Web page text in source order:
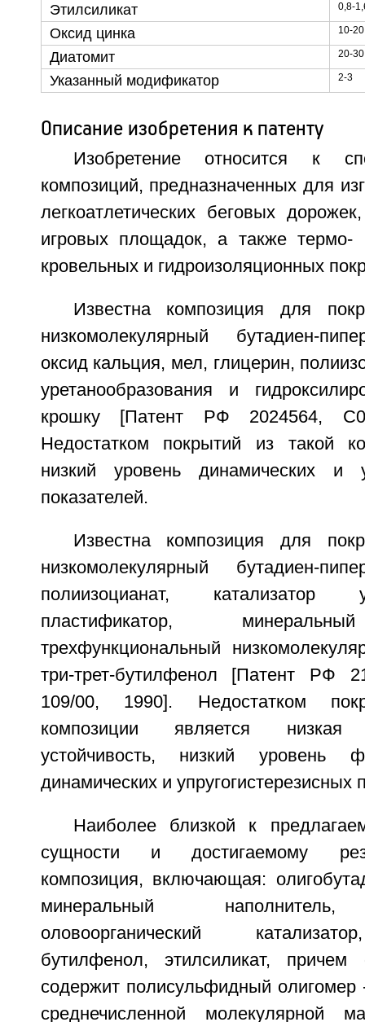
Этилсиликат 0,8-
Оксид цинка 10-20
Диатомит 20-30
Указанный модификатор 2-3
Описание изобретения к патенту
Изобретение относится к
композиций, предназначенных для
легкоатлетических беговых
игровых площадок, а также термо-
кровельных и гидроизоляционных
Известна композиция для
низкомолекулярный бутадиен-
оксид кальция, мел, глицерин,
уретанообразования и
крошку [Патент РФ 2024564,
Недостатком покрытий из такой
низкий уровень динамических и
показателей.
Известна композиция для
низкомолекулярный бутадиен-
полиизоцианат, катализатор
пластификатор,
трехфункциональный
три-трет-бутилфенол [Патент РФ
109/00, 1990]. Недостатком
композиции является низкая
устойчивость, низкий уровень
динамических и упругогистерезисных
Наиболее близкой к
сущности и достигаемому
композиция, включающая:
минеральный наполнитель,
оловоорганический
бутилфенол, этилсиликат, причем
содержит полисульфидный олигомер
среднечисленной молекулярной